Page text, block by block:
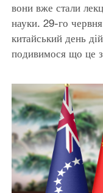
вони вже стали
науки. 29-го
китайський день
подивимося що це